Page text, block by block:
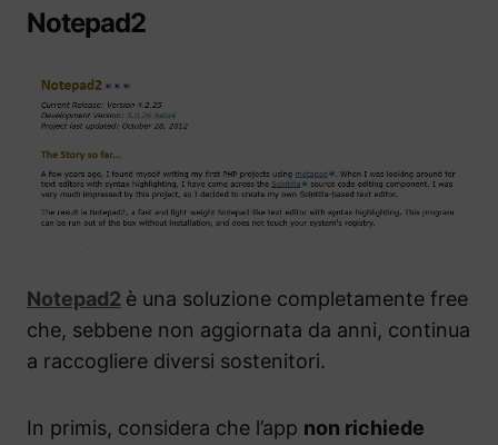
Notepad2
Notepad2 è una soluzione completamente free
che, sebbene non aggiornata da anni, continua
a raccogliere diversi sostenitori.
In primis, considera che l’app non richiede